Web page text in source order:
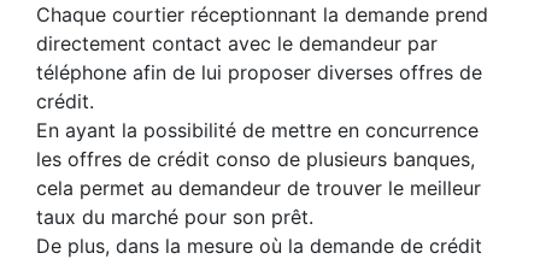
Chaque courtier réceptionnant la demande prend
directement contact avec le demandeur par
téléphone afin de lui proposer diverses offres de
crédit.
En ayant la possibilité de mettre en concurrence
les offres de crédit conso de plusieurs banques,
cela permet au demandeur de trouver le meilleur
taux du marché pour son prêt.
De plus, dans la mesure où la demande de crédit